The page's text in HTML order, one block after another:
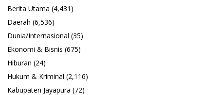
Berita Utama (4,431)
Daerah (6,536)
Dunia/Internasional (35)
Ekonomi & Bisnis (675)
Hiburan (24)
Hukum & Kriminal (2,116)
Kabupaten Jayapura (72)